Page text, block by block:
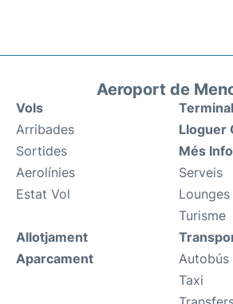
Aeroport de
Vols
Arribades
Sortides
Aerolínies
Estat Vol
Terminal
Lloguer
Més Info
Serveis
Lounges
Turisme
Allotjament
Aparcament
Autobús
Taxi